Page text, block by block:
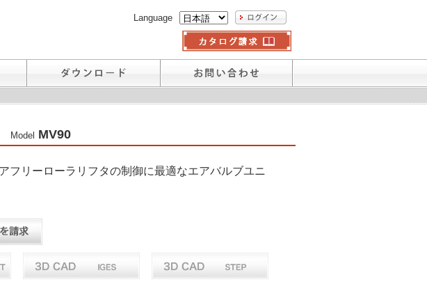
Language
Model MV90
フリーローラリフタの制御に最適なエアバルブユニ